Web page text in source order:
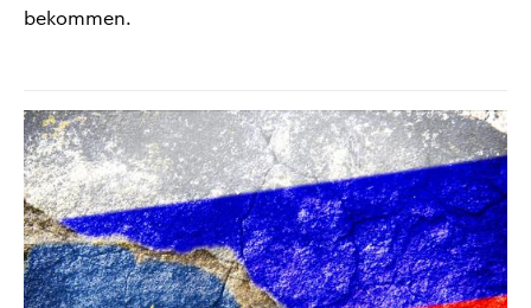
bekommen.